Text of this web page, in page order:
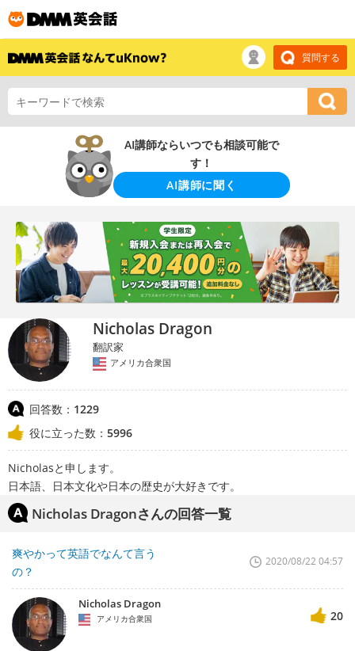
質問する
AI講師ならいつでも相談可能で
す！
AI講師に聞く
Nicholas Dragon
翻訳家
アメリカ合衆国
回答数： 1229
役に立った数： 5996
Nicholasと申します。
日本語、日本文化や日本の歴史が大好きです。
Nicholas Dragonさんの回答一覧
爽やかって英語でなんて言う
の？
2020/08/22 04:57
Nicholas Dragon
アメリカ合衆国 20